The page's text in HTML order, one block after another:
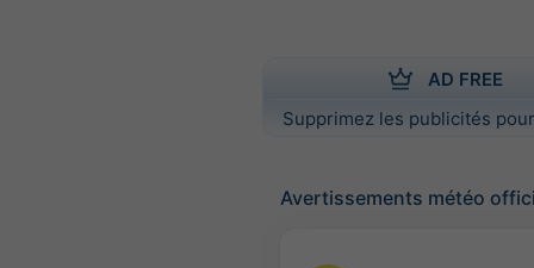
AD FREE
Supprimez les publicités
Avertissements météo